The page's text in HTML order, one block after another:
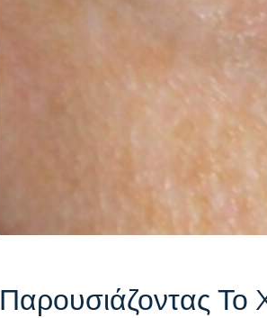
Παρουσιάζοντας